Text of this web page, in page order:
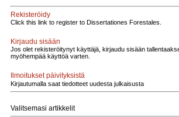
Rekisteröidy
Click this link to register to Dissertationes Forestales.
Kirjaudu sisään
Jos olet rekisteröitynyt käyttäjä, kirjaudu sisään
myöhempää käyttöä varten.
Ilmoitukset päivityksistä
Kirjautumalla saat tiedotteet uudesta julkaisusta
Valitsemasi artikkelit